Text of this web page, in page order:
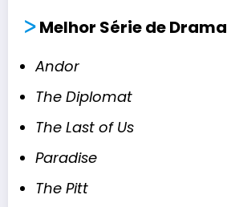
ᐳMelhor Série de Drama
Andor
The Diplomat
The Last of Us
Paradise
The Pitt